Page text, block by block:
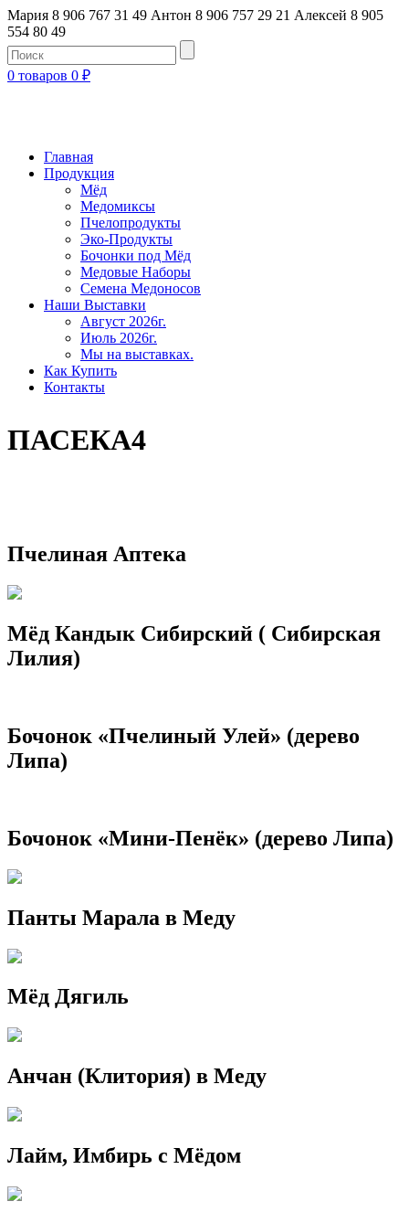
Мария 8 906 767 31 49 Антон 8 906 757 29 21 Алексей 8 905
554 80 49
0 товаров 0 ₽
Главная
Продукция
Мёд
Медомиксы
Пчелопродукты
Эко-Продукты
Бочонки под Мёд
Медовые Наборы
Семена Медоносов
Наши Выставки
Август 2026г.
Июль 2026г.
Мы на выставках.
Как Купить
Контакты
ПАСЕКА4
Пчелиная Аптека
Мёд Кандык Сибирский ( Сибирская
Лилия)
Бочонок «Пчелиный Улей» (дерево
Липа)
Бочонок «Мини-Пенёк» (дерево Липа)
Панты Марала в Меду
Мёд Дягиль
Анчан (Клитория) в Меду
Лайм, Имбирь с Мёдом